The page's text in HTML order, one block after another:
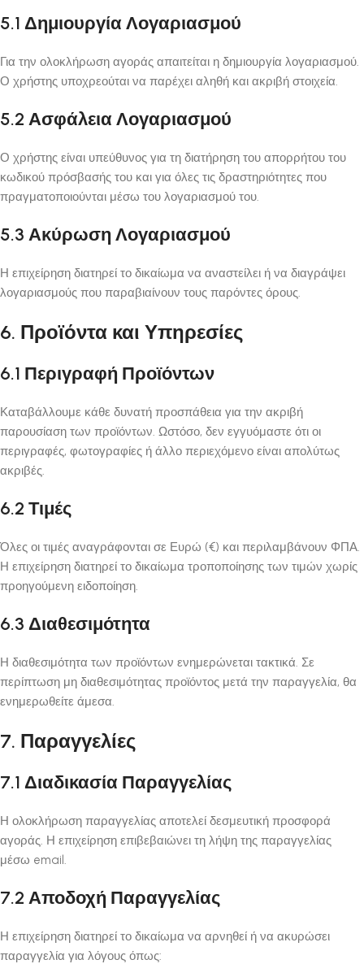
5.1 Δημιουργία Λογαριασμού
Για την ολοκλήρωση αγοράς απαιτείται η δημιουργία λογαριασμού.
Ο χρήστης υποχρεούται να παρέχει αληθή και ακριβή στοιχεία.
5.2 Ασφάλεια Λογαριασμού
Ο χρήστης είναι υπεύθυνος για τη διατήρηση του απορρήτου του
κωδικού πρόσβασής του και για όλες τις δραστηριότητες που
πραγματοποιούνται μέσω του λογαριασμού του.
5.3 Ακύρωση Λογαριασμού
Η επιχείρηση διατηρεί το δικαίωμα να αναστείλει ή να διαγράψει
λογαριασμούς που παραβιαίνουν τους παρόντες όρους.
6. Προϊόντα και Υπηρεσίες
6.1 Περιγραφή Προϊόντων
Καταβάλλουμε κάθε δυνατή προσπάθεια για την ακριβή
παρουσίαση των προϊόντων. Ωστόσο, δεν εγγυόμαστε ότι οι
περιγραφές, φωτογραφίες ή άλλο περιεχόμενο είναι απολύτως
ακριβές.
6.2 Τιμές
Όλες οι τιμές αναγράφονται σε Ευρώ (€) και περιλαμβάνουν ΦΠΑ.
Η επιχείρηση διατηρεί το δικαίωμα τροποποίησης των τιμών χωρίς
προηγούμενη ειδοποίηση.
6.3 Διαθεσιμότητα
Η διαθεσιμότητα των προϊόντων ενημερώνεται τακτικά. Σε
περίπτωση μη διαθεσιμότητας προϊόντος μετά την παραγγελία, θα
ενημερωθείτε άμεσα.
7. Παραγγελίες
7.1 Διαδικασία Παραγγελίας
Η ολοκλήρωση παραγγελίας αποτελεί δεσμευτική προσφορά
αγοράς. Η επιχείρηση επιβεβαιώνει τη λήψη της παραγγελίας
μέσω email.
7.2 Αποδοχή Παραγγελίας
Η επιχείρηση διατηρεί το δικαίωμα να αρνηθεί ή να ακυρώσει
παραγγελία για λόγους όπως: